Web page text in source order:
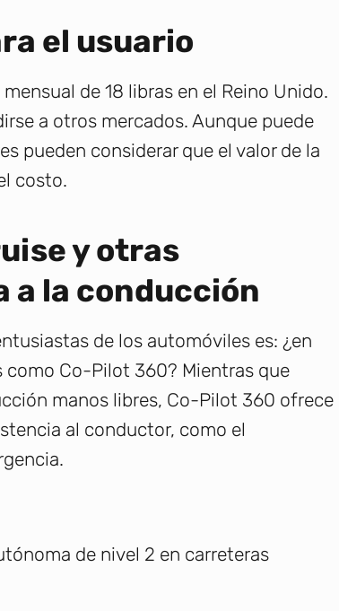
el usuario
de 18 libras en el Reino Unido.
a otros mercados. Aunque puede
pueden considerar que el valor de la
costo.
y otras
a la conducción
de los automóviles es: ¿en
como Co-Pilot 360? Mientras que
manos libres, Co-Pilot 360 ofrece
al conductor, como el
de nivel 2 en carreteras